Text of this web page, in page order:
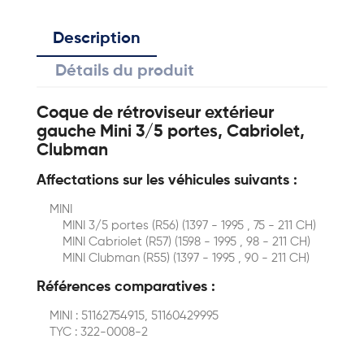
Description
Détails du produit
Coque de rétroviseur extérieur
gauche Mini 3/5 portes, Cabriolet,
Clubman
Affectations sur les véhicules suivants :
MINI
MINI 3/5 portes (R56) (1397 - 1995 , 75 - 211 CH)
MINI Cabriolet (R57) (1598 - 1995 , 98 - 211 CH)
MINI Clubman (R55) (1397 - 1995 , 90 - 211 CH)
Références comparatives :
MINI : 51162754915, 51160429995
TYC : 322-0008-2